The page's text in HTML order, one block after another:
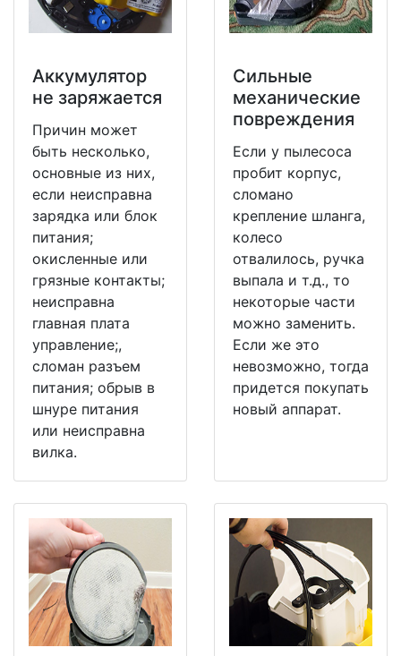
Аккумулятор
не заряжается
Причин может
быть несколько,
основные из них,
если неисправна
зарядка или блок
питания;
окисленные или
грязные контакты;
неисправна
главная плата
управление;,
сломан разъем
питания; обрыв в
шнуре питания
или неисправна
вилка.
Сильные
механические
повреждения
Если у пылесоса
пробит корпус,
сломано
крепление шланга,
колесо
отвалилось, ручка
выпала и т.д., то
некоторые части
можно заменить.
Если же это
невозможно, тогда
придется покупать
новый аппарат.